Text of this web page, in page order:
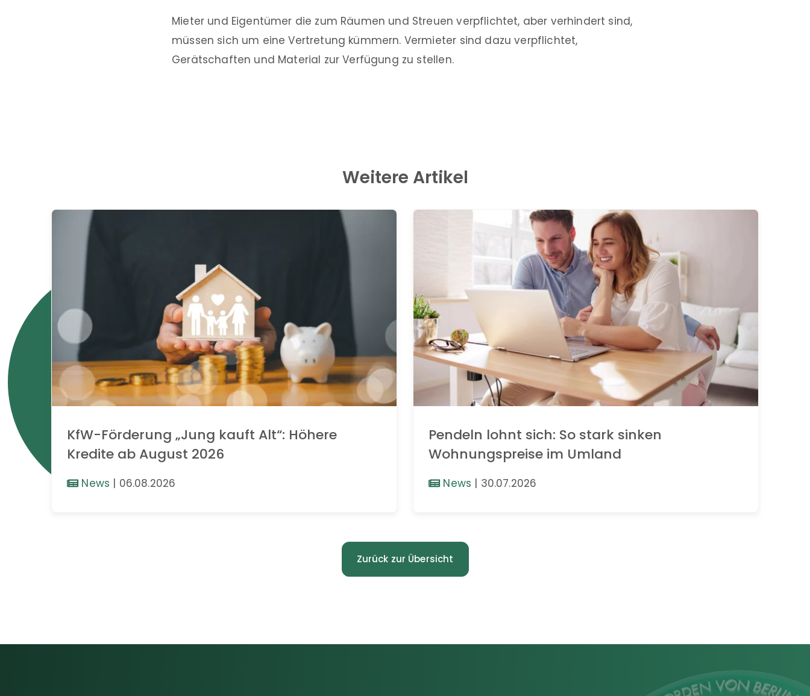
Mieter und Eigentümer die zum Räumen und Streuen verpflichtet, aber verhindert sind,
müssen sich um eine Vertretung kümmern. Vermieter sind dazu verpflichtet,
Gerätschaften und Material zur Verfügung zu stellen.
Weitere Artikel
KfW-Förderung „Jung kauft Alt“: Höhere
Kredite ab August 2026
News | 06.08.2026
Pendeln lohnt sich: So stark sinken
Wohnungspreise im Umland
News | 30.07.2026
Zurück zur Übersicht